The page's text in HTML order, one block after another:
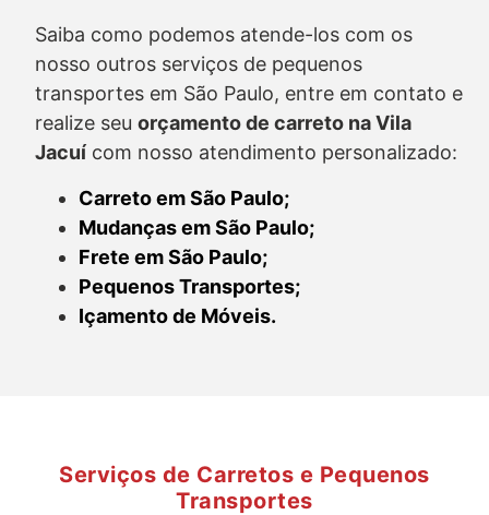
Saiba como podemos atende-los com os
nosso outros serviços de pequenos
transportes em São Paulo, entre em contato e
realize seu orçamento de carreto na Vila
Jacuí com nosso atendimento personalizado:
Carreto em São Paulo;
Mudanças em São Paulo;
Frete em São Paulo;
Pequenos Transportes;
Içamento de Móveis.
Serviços de Carretos e Pequenos
Transportes